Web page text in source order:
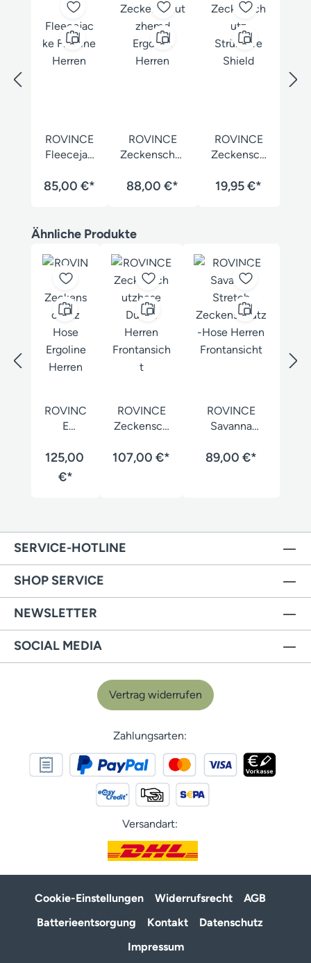
ROVINCE
Fleecejac
Herren
85,00 €*
ROVINCE
Zeckenschut
Ergoline
88,00 €*
ROVINCE
Zeckensch
Strümpfe
19,95 €*
Produktgalerie überspringen
Ähnliche Produkte
ROVINC
E
chutz
Hose
125,00
€*
ROVINCE
Zeckensch
Duofit
107,00 €*
ROVINCE
Savanna
Zeckenschutz
89,00 €*
SERVICE-HOTLINE
SHOP SERVICE
NEWSLETTER
SOCIAL MEDIA
Vertrag widerrufen
Zahlungsarten:
Versandart:
Cookie-Einstellungen Widerrufsrecht
AGB
Batterieentsorgung
Kontakt
Datenschutz
Impressum